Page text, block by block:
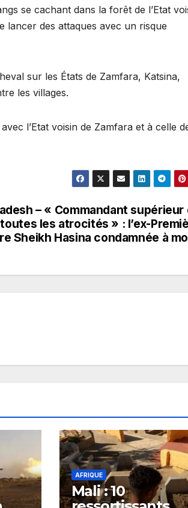
se cachant dans la forêt de l’Etat
lancer des attaques avec un risque
sur les États de Zamfara, Katsina,
les villages.
l’Etat voisin de Zamfara et à celle
– « Commandant supérieur
toutes les atrocités » : l’ex-
Sheikh Hasina condamnée à
AFRIQUE
Mali : 10